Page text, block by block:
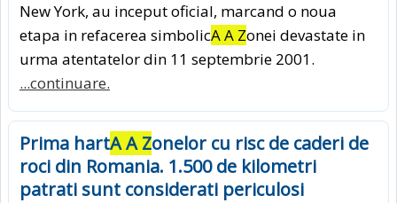
New York, au inceput oficial, marcand o noua
etapa in refacerea simbolicA A Zonei devastate in
urma atentatelor din 11 septembrie 2001.
...continuare.
Prima hartA A Zonelor cu risc de caderi de
roci din Romania. 1.500 de kilometri
patrati sunt considerati periculosi